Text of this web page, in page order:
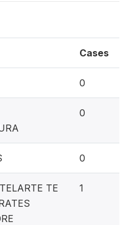
Cases
0
0
0
TE
1